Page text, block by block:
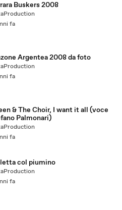
Buskers 2008
fa
Argentea 2008 da foto
fa
& The Choir, I want it all (voce
Palmonari)
fa
col piumino
fa